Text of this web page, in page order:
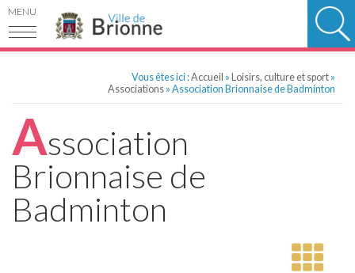
MENU
Vous êtes ici :Accueil » Loisirs, culture et sport »
Associations » Association Brionnaise de Badminton
Association
Brionnaise de
Badminton